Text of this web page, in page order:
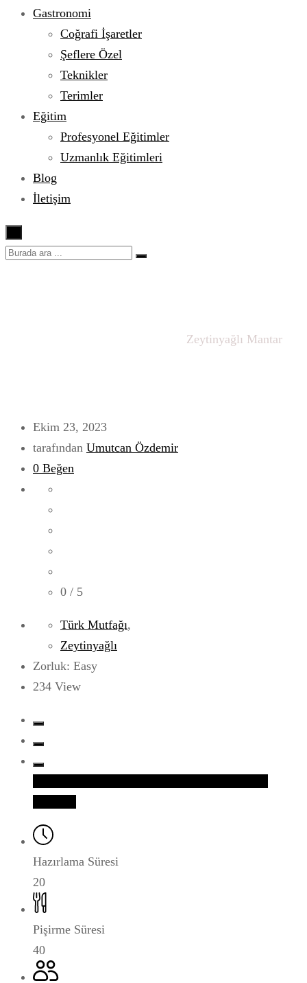
Gastronomi
Coğrafi İşaretler
Şeflere Özel
Teknikler
Terimler
Eğitim
Profesyonel Eğitimler
Uzmanlık Eğitimleri
Blog
İletişim
Zeytinyağlı Mantar
Ekim 23, 2023
tarafından Umutcan Özdemir
0 Beğen
0 / 5
Türk Mutfağı,
Zeytinyağlı
Zorluk: Easy
234 View
Hazırlama Süresi
20
Pişirme Süresi
40